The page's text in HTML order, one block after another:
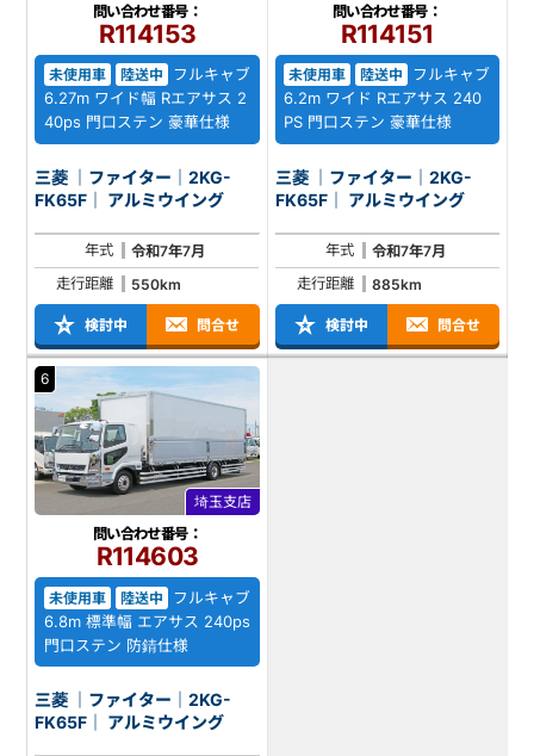
問い合わせ番号：
R114153
未使用車 陸送中
フルキャブ
6.27m ワイド幅 Rエアサス 2
40ps 門口ステン 豪華仕様
三菱 ｜ファイター｜2KG-
FK65F｜ アルミウイング
年式
令和7年7月
走行距離
550km
検討中 問合せ
問い合わせ番号：
R114151
未使用車 陸送中
フルキャブ
6.2m ワイド Rエアサス 240
PS 門口ステン 豪華仕様
三菱 ｜ファイター｜2KG-
FK65F｜ アルミウイング
年式
令和7年7月
走行距離
885km
検討中 問合せ
6
埼玉支店
問い合わせ番号：
R114603
未使用車 陸送中
フルキャブ
6.8m 標準幅 エアサス 240ps
門口ステン 防錆仕様
三菱 ｜ファイター｜2KG-
FK65F｜ アルミウイング